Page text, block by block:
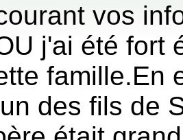
vos
j'ai été fort
famille.En
des fils de